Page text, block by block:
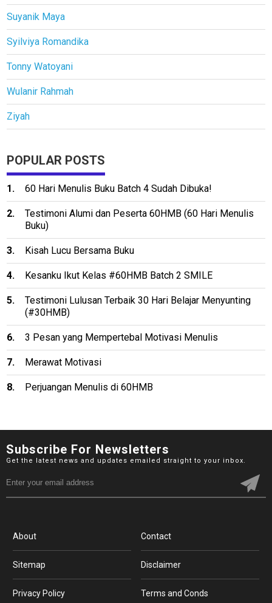
Suyanik Maya
Syilviya Romandika
Tonny Watoyani
Wulanir Rahmah
Ziyah
POPULAR POSTS
60 Hari Menulis Buku Batch 4 Sudah Dibuka!
Testimoni Alumi dan Peserta 60HMB (60 Hari Menulis
Buku)
Kisah Lucu Bersama Buku
Kesanku Ikut Kelas #60HMB Batch 2 SMILE
Testimoni Lulusan Terbaik 30 Hari Belajar Menyunting
(#30HMB)
3 Pesan yang Mempertebal Motivasi Menulis
Merawat Motivasi
Perjuangan Menulis di 60HMB
Subscribe For Newsletters
Get the latest news and updates emailed straight to your inbox.
About Contact
Sitemap Disclaimer
Privacy Policy Terms and Conds